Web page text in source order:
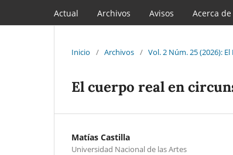
Actual Archivos Avisos Acerca de
Inicio / Archivos / Vol. 2 Núm. 25 (2026):
El cuerpo real en
Matías Castilla
Universidad Nacional de las Artes